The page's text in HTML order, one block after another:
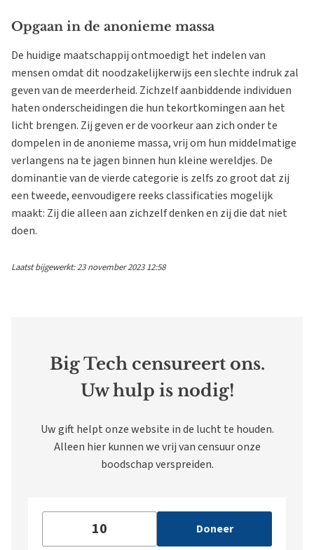
Opgaan in de anonieme massa
De huidige maatschappij ontmoedigt het indelen van
mensen omdat dit noodzakelijkerwijs een slechte indruk zal
geven van de meerderheid. Zichzelf aanbiddende individuen
haten onderscheidingen die hun tekortkomingen aan het
licht brengen. Zij geven er de voorkeur aan zich onder te
dompelen in de anonieme massa, vrij om hun middelmatige
verlangens na te jagen binnen hun kleine wereldjes. De
dominantie van de vierde categorie is zelfs zo groot dat zij
een tweede, eenvoudigere reeks classificaties mogelijk
maakt: Zij die alleen aan zichzelf denken en zij die dat niet
doen.
Laatst bijgewerkt: 23 november 2023 12:58
Big Tech censureert ons.
Uw hulp is nodig!
Uw gift helpt onze website in de lucht te houden.
Alleen hier kunnen we vrij van censuur onze
boodschap verspreiden.
Doneer